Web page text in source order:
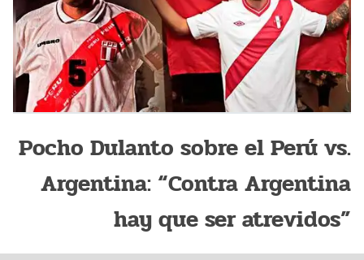
Pocho Dulanto sobre el Perú vs.
Argentina: “Contra Argentina
hay que ser atrevidos”